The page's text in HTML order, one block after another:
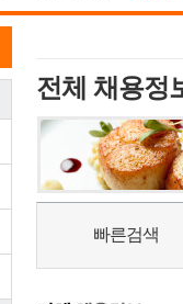
전체 채용정
빠른검색